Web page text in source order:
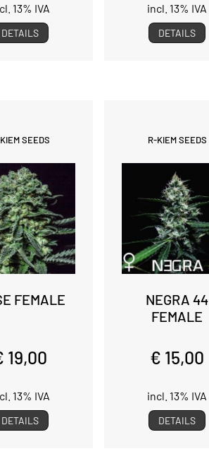
13% IVA
DETAILS
incl. 13% IVA
DETAILS
SEEDS
FEMALE
19,00
13% IVA
DETAILS
R-KIEM SEEDS
NEGRA 44
FEMALE
€ 15,00
incl. 13% IVA
DETAILS